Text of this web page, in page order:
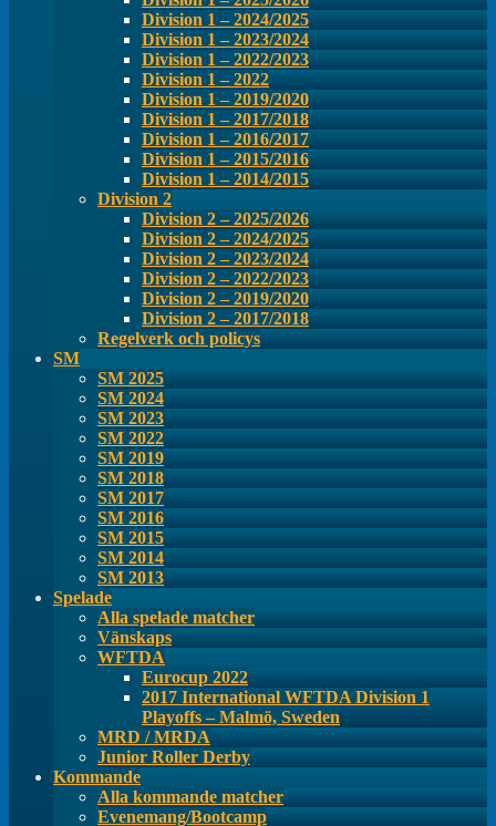
Division 1 – 2024/2025
Division 1 – 2023/2024
Division 1 – 2022/2023
Division 1 – 2022
Division 1 – 2019/2020
Division 1 – 2017/2018
Division 1 – 2016/2017
Division 1 – 2015/2016
Division 1 – 2014/2015
Division 2
Division 2 – 2025/2026
Division 2 – 2024/2025
Division 2 – 2023/2024
Division 2 – 2022/2023
Division 2 – 2019/2020
Division 2 – 2017/2018
Regelverk och policys
SM
SM 2025
SM 2024
SM 2023
SM 2022
SM 2019
SM 2018
SM 2017
SM 2016
SM 2015
SM 2014
SM 2013
Spelade
Alla spelade matcher
Vänskaps
WFTDA
Eurocup 2022
2017 International WFTDA Division 1
Playoffs – Malmö, Sweden
MRD / MRDA
Junior Roller Derby
Kommande
Alla kommande matcher
Evenemang/Bootcamp